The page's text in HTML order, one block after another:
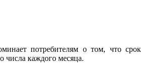
потребителям о том, что срок
числа каждого месяца.